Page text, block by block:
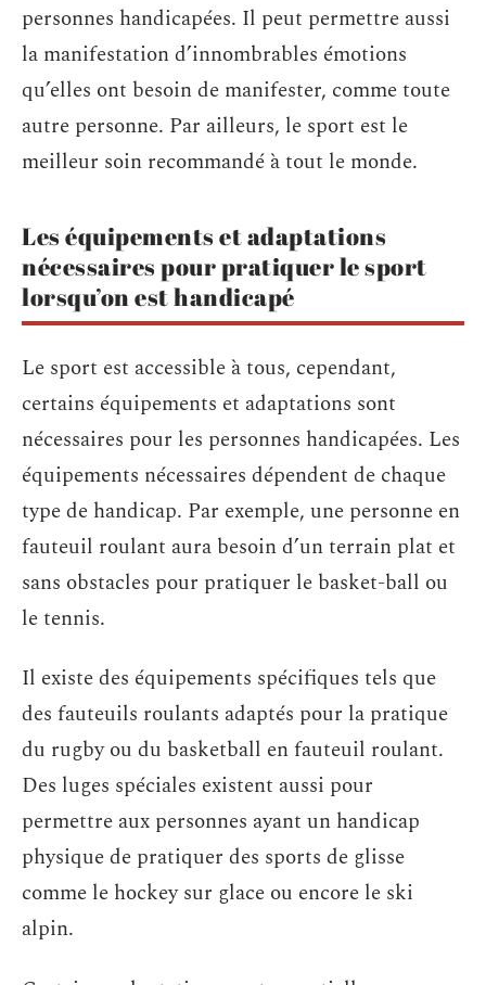
personnes handicapées. Il peut permettre aussi
la manifestation d’innombrables émotions
qu’elles ont besoin de manifester, comme toute
autre personne. Par ailleurs, le sport est le
meilleur soin recommandé à tout le monde.
Les équipements et adaptations
nécessaires pour pratiquer le sport
lorsqu’on est handicapé
Le sport est accessible à tous, cependant,
certains équipements et adaptations sont
nécessaires pour les personnes handicapées. Les
équipements nécessaires dépendent de chaque
type de handicap. Par exemple, une personne en
fauteuil roulant aura besoin d’un terrain plat et
sans obstacles pour pratiquer le basket-ball ou
le tennis.
Il existe des équipements spécifiques tels que
des fauteuils roulants adaptés pour la pratique
du rugby ou du basketball en fauteuil roulant.
Des luges spéciales existent aussi pour
permettre aux personnes ayant un handicap
physique de pratiquer des sports de glisse
comme le hockey sur glace ou encore le ski
alpin.